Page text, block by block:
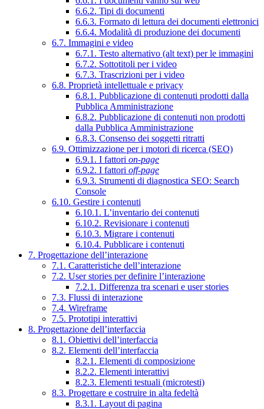
6.6.2. Tipi di documenti
6.6.3. Formato di lettura dei documenti elettronici
6.6.4. Modalità di produzione dei documenti
6.7. Immagini e video
6.7.1. Testo alternativo (alt text) per le immagini
6.7.2. Sottotitoli per i video
6.7.3. Trascrizioni per i video
6.8. Proprietà intellettuale e privacy
6.8.1. Pubblicazione di contenuti prodotti dalla
Pubblica Amministrazione
6.8.2. Pubblicazione di contenuti non prodotti
dalla Pubblica Amministrazione
6.8.3. Consenso dei soggetti ritratti
6.9. Ottimizzazione per i motori di ricerca (SEO)
6.9.1. I fattori on-page
6.9.2. I fattori off-page
6.9.3. Strumenti di diagnostica SEO: Search
Console
6.10. Gestire i contenuti
6.10.1. L’inventario dei contenuti
6.10.2. Revisionare i contenuti
6.10.3. Migrare i contenuti
6.10.4. Pubblicare i contenuti
7. Progettazione dell’interazione
7.1. Caratteristiche dell’interazione
7.2. User stories per definire l’interazione
7.2.1. Differenza tra scenari e user stories
7.3. Flussi di interazione
7.4. Wireframe
7.5. Prototipi interattivi
8. Progettazione dell’interfaccia
8.1. Obiettivi dell’interfaccia
8.2. Elementi dell’interfaccia
8.2.1. Elementi di composizione
8.2.2. Elementi interattivi
8.2.3. Elementi testuali (microtesti)
8.3. Progettare e costruire in alta fedeltà
8.3.1. Layout di pagina